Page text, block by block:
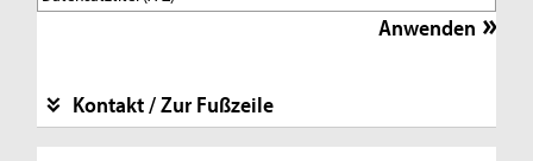
Kontakt / Zur Fußzeile